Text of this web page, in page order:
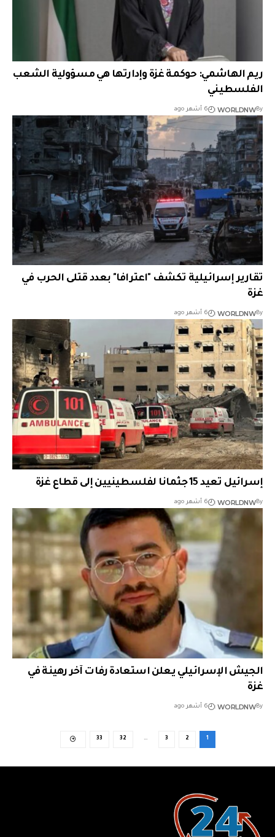
ريم الهاشمي: حوكمة غزة وإدارتها هي مسؤولية الشعب
الفلسطيني
By
WORLDNW 6 أشهر ago
تقارير إسرائيلية تكشف "اعترافا" بعدد قتلى الحرب في
غزة
By
WORLDNW 6 أشهر ago
إسرائيل تعيد 15 جثمانا لفلسطينيين إلى قطاع غزة
By
WORLDNW 6 أشهر ago
الجيش الإسرائيلي يعلن استعادة رفات آخر رهينة في
غزة
By
WORLDNW 6 أشهر ago
1
2
3
…
32
33